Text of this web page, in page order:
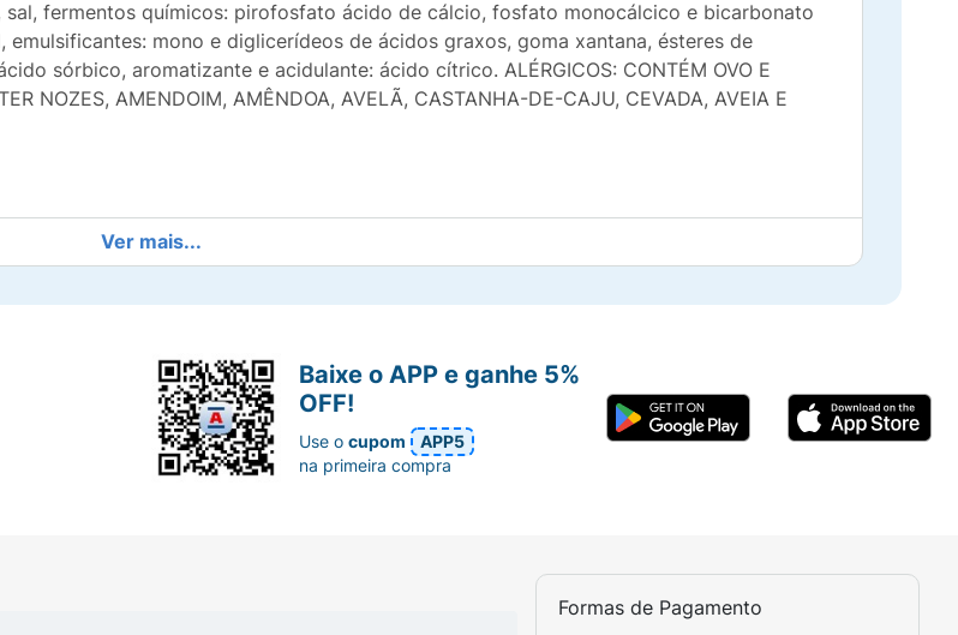
fermentos químicos: pirofosfato ácido de cálcio, fosfato monocálcico e bicarbonato
mono e diglicerídeos de ácidos graxos, goma xantana, ésteres de
sórbico, aromatizante e acidulante: ácido cítrico. ALÉRGICOS: CONTÉM OVO E
NOZES, AMENDOIM, AMÊNDOA, AVELÃ, CASTANHA-DE-CAJU, CEVADA, AVEIA E
Ver mais...
Formas de Pagamento
Baixe o APP e ganhe 5%
OFF!
Use ocupom
APP5
na primeira compra